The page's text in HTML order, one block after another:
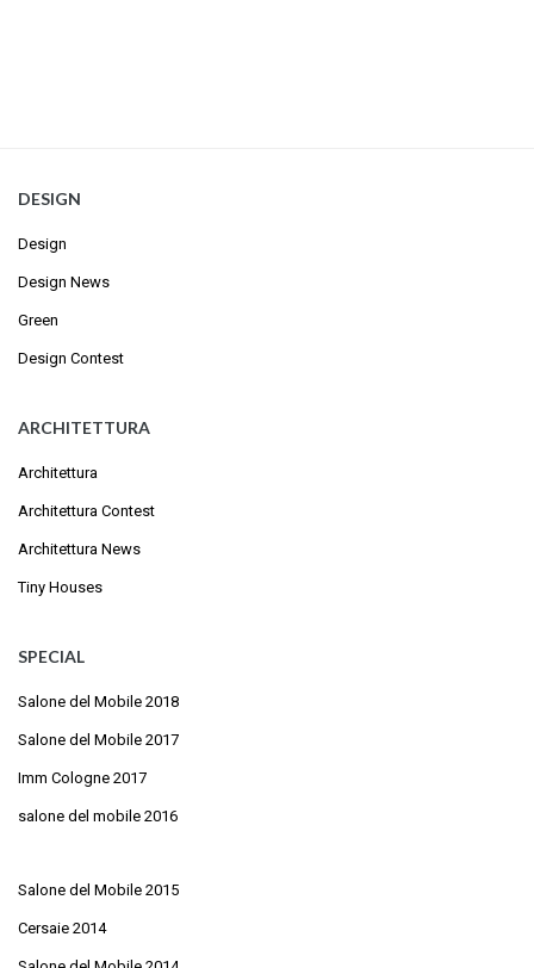
DESIGN
Design
Design News
Green
Design Contest
ARCHITETTURA
Architettura
Architettura Contest
Architettura News
Tiny Houses
SPECIAL
Salone del Mobile 2018
Salone del Mobile 2017
Imm Cologne 2017
salone del mobile 2016
Salone del Mobile 2015
Cersaie 2014